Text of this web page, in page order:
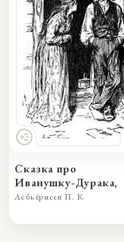
Сказка про
Иванушку-Дурака,
превзошедшего во
Асбьёрнсен П. К.